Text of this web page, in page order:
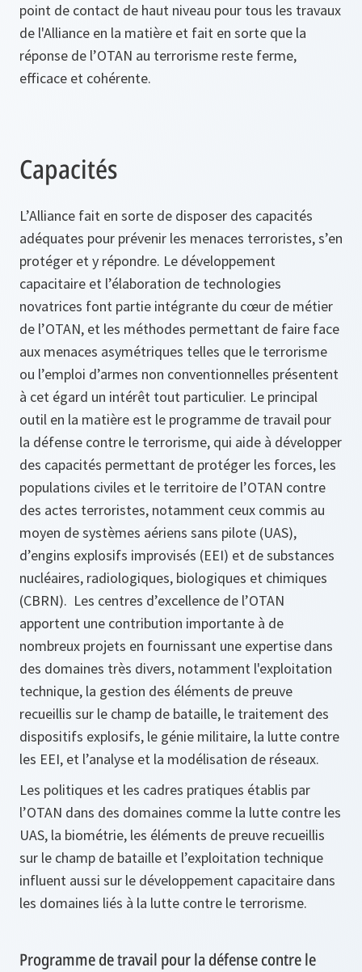
point de contact de haut niveau pour tous les travaux
de l'Alliance en la matière et fait en sorte que la
réponse de l’OTAN au terrorisme reste ferme,
efficace et cohérente.
Capacités
L’Alliance fait en sorte de disposer des capacités
adéquates pour prévenir les menaces terroristes, s’en
protéger et y répondre. Le développement
capacitaire et l’élaboration de technologies
novatrices font partie intégrante du cœur de métier
de l’OTAN, et les méthodes permettant de faire face
aux menaces asymétriques telles que le terrorisme
ou l’emploi d’armes non conventionnelles présentent
à cet égard un intérêt tout particulier. Le principal
outil en la matière est le programme de travail pour
la défense contre le terrorisme, qui aide à développer
des capacités permettant de protéger les forces, les
populations civiles et le territoire de l’OTAN contre
des actes terroristes, notamment ceux commis au
moyen de systèmes aériens sans pilote (UAS),
d’engins explosifs improvisés (EEI) et de substances
nucléaires, radiologiques, biologiques et chimiques
(CBRN). Les centres d’excellence de l’OTAN
apportent une contribution importante à de
nombreux projets en fournissant une expertise dans
des domaines très divers, notamment l'exploitation
technique, la gestion des éléments de preuve
recueillis sur le champ de bataille, le traitement des
dispositifs explosifs, le génie militaire, la lutte contre
les EEI, et l’analyse et la modélisation de réseaux.
Les politiques et les cadres pratiques établis par
l’OTAN dans des domaines comme la lutte contre les
UAS, la biométrie, les éléments de preuve recueillis
sur le champ de bataille et l’exploitation technique
influent aussi sur le développement capacitaire dans
les domaines liés à la lutte contre le terrorisme.
Programme de travail pour la défense contre le